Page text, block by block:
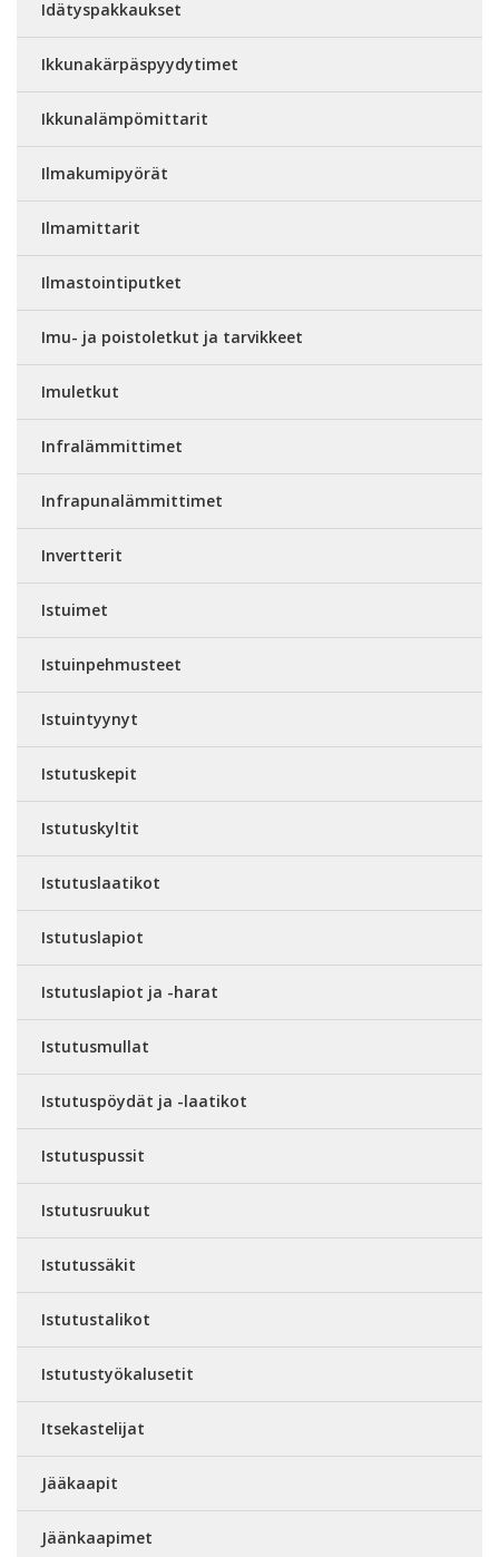
Idätyspakkaukset
Ikkunakärpäspyydytimet
Ikkunalämpömittarit
Ilmakumipyörät
Ilmamittarit
Ilmastointiputket
Imu- ja poistoletkut ja tarvikkeet
Imuletkut
Infralämmittimet
Infrapunalämmittimet
Invertterit
Istuimet
Istuinpehmusteet
Istuintyynyt
Istutuskepit
Istutuskyltit
Istutuslaatikot
Istutuslapiot
Istutuslapiot ja -harat
Istutusmullat
Istutuspöydät ja -laatikot
Istutuspussit
Istutusruukut
Istutussäkit
Istutustalikot
Istutustyökalusetit
Itsekastelijat
Jääkaapit
Jäänkaapimet